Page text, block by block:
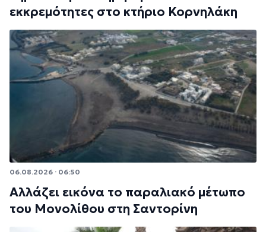
εκκρεμότητες στο κτήριο Κορνηλάκη
06.08.2026 · 06:50
Αλλάζει εικόνα το παραλιακό μέτωπο
του Μονολίθου στη Σαντορίνη